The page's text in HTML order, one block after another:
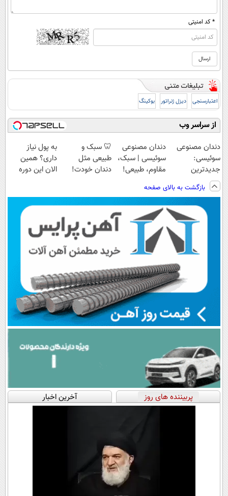
* کد امنیتی
اعتبارسنجی دیزل ژنراتور بوکینگ
از سراسر وب
دندان مصنوعی
سوئیسی:
جدیدترین
فناوری اروپا،
سبک و مقاوم |
پرداخت قسطی
دندان مصنوعی
سوئیسی | سبک،
مقاوم، طبیعی!
رایگان+پرداخت
اقساطی😍
🦷 سبک و
طبیعی مثل
دندان خودت!
💳 📍 تهران
به پول نیاز
داری؟ همین
الان این دوره
بازگشت به بالای صفحه
پربیننده های روز آخرین اخبار